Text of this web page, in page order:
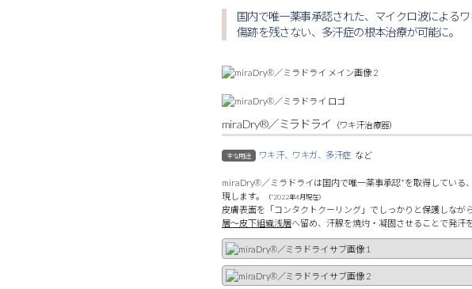
国内で唯一薬事承認された、マイクロ波によるワ
傷跡を残さない、多汗症の根本治療が可能に。
miraDry®／ミラドライ （ワキ汗治療器）
主な用途 ワキ汗、ワキガ、多汗症など
miraDry®／ミラドライは国内で唯一薬事承認*を取得している
現します。
（*2022年4月現在）
皮膚表面を「コンタクトクーリング」でしっかりと保護しな
層～皮下組織浅層へ留め、汗腺を焼灼・凝固させることで発汗